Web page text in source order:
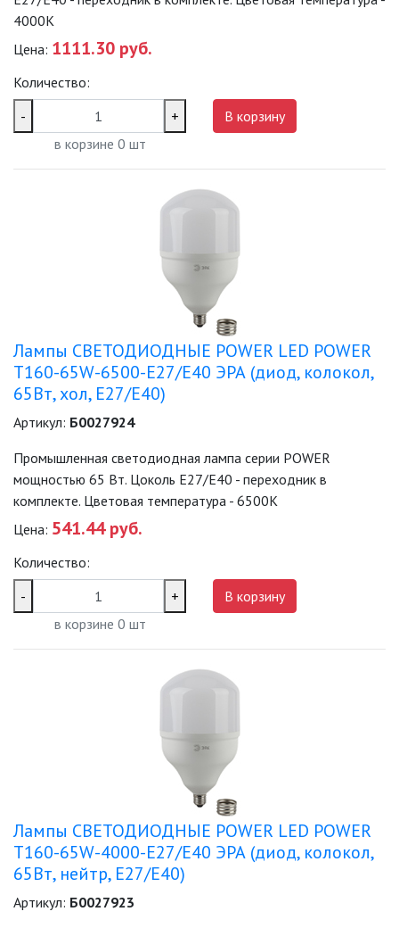
4000K
Цена: 1111.30 руб.
Количество:
-
+
в корзине 0 шт
В корзину
Лампы СВЕТОДИОДНЫЕ POWER LED POWER
T160-65W-6500-E27/E40 ЭРА (диод, колокол,
65Вт, хол, E27/E40)
Артикул: Б0027924
Промышленная светодиодная лампа серии POWER
мощностью 65 Вт. Цоколь Е27/E40 - переходник в
комплекте. Цветовая температура - 6500K
Цена: 541.44 руб.
Количество:
-
+
в корзине 0 шт
В корзину
Лампы СВЕТОДИОДНЫЕ POWER LED POWER
T160-65W-4000-E27/E40 ЭРА (диод, колокол,
65Вт, нейтр, E27/E40)
Артикул: Б0027923